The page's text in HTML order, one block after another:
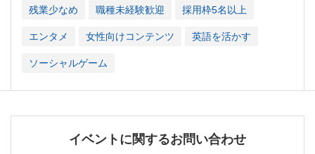
残業少なめ 職種未経験歓迎 採用枠5名以上
エンタメ 女性向けコンテンツ 英語を活かす
ソーシャルゲーム
イベントに関するお問い合わせ